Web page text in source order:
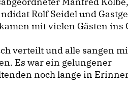
Rolf Seidel und
mit vielen Gästen ins
verteilt und alle sangen
Es war ein gelungener
noch lange in